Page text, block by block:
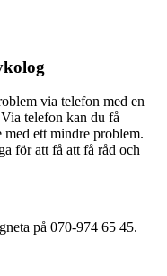
via telefon med en
telefon kan du få
ett mindre problem.
för att få att få råd och
på 070-974 65 45.